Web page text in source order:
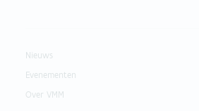
Nieuws
Evenementen
Over VMM